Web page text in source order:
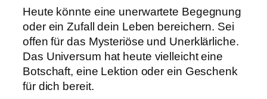
Heute könnte eine unerwartete Begegnung
oder ein Zufall dein Leben bereichern. Sei
offen für das Mysteriöse und Unerklärliche.
Das Universum hat heute vielleicht eine
Botschaft, eine Lektion oder ein Geschenk
für dich bereit.